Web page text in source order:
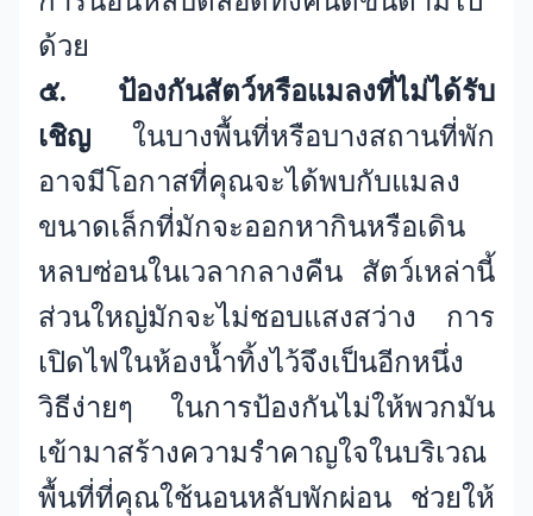
ด้วย
๕. ป้องกันสัตว์หรือแมลงที่ไม่ได้รับ
เชิญ ในบางพื้นที่หรือบางสถานที่พัก
อาจมีโอกาสที่คุณจะได้พบกับแมลง
ขนาดเล็กที่มักจะออกหากินหรือเดิน
หลบซ่อนในเวลากลางคืน สัตว์เหล่านี้
ส่วนใหญ่มักจะไม่ชอบแสงสว่าง การ
เปิดไฟในห้องน้ำทิ้งไว้จึงเป็นอีกหนึ่ง
วิธีง่ายๆ ในการป้องกันไม่ให้พวกมัน
เข้ามาสร้างความรำคาญใจในบริเวณ
พื้นที่ที่คุณใช้นอนหลับพักผ่อน ช่วยให้